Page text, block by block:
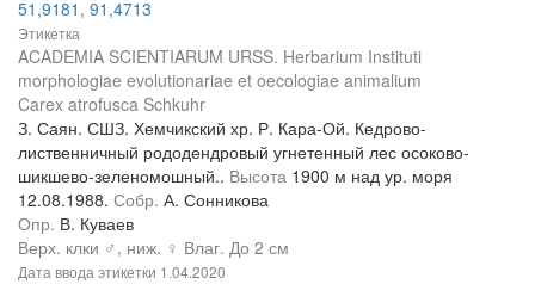
51,9181, 91,4713
Этикетка
ACADEMIA SCIENTIARUM URSS. Herbarium Instituti
morphologiae evolutionariae et oecologiae animalium
Carex atrofusca Schkuhr
З. Саян. СШЗ. Хемчикский хр. Р. Кара-Ой. Кедрово-
лиственничный рододендровый угнетенный лес осоково-
шикшево-зеленомошный.. Высота 1900 м над ур. моря
12.08.1988. Собр. А. Сонникова
Опр. В. Куваев
Верх. клки ♂, ниж. ♀ Влаг. До 2 см
Дата ввода этикетки 1.04.2020